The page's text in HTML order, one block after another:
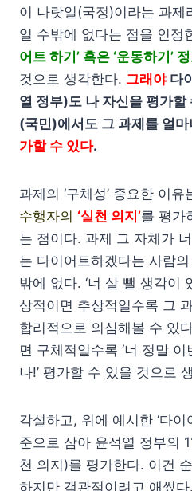
이 나랏일(국정)이라는 과제
일 수밖에 없다는 점을 인정
어트 하기’ 혹은 ‘운동하기’
것으로 생각한다. 그래야다
열 정부)도 나 자신을 평가할
(국민)에서도 그 과제를 얼마
가할 수 있다.
과제의 ‘구체성’ 중요한 이유
수행자의 ‘실천 의지’를 평가
는 점이다. 과제 그 자체가
는 다이어트하겠다는 사람
밖에 없다. ‘너 살 뺄 생각이
상적이면 추상적일수록 그
합리적으로 의심해볼 수 있
면 구체적일수록 ‘너 정말
나!’ 평가할 수 있을 것으로
각설하고, 위에 예시한 ‘다
준으로 삼아 윤석열 정부의
천 의지)를 평가한다. 이건
하지만 객관적이려고 애썼